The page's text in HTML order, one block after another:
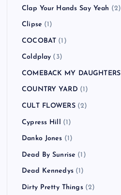
Clap Your Hands Say Yeah (2)
Clipse (1)
COCOBAT (1)
Coldplay (3)
COMEBACK MY DAUGHTERS
COUNTRY YARD (1)
CULT FLOWERS(2)
Cypress Hill (1)
Danko Jones (1)
Dead By Sunrise (1)
Dead Kennedys(1)
Dirty Pretty Things(2)